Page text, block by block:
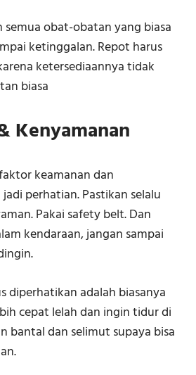
obat-obatan yang biasa
ketinggalan. Repot harus
ketersediaannya tidak
biasa
Kenyamanan
keamanan dan
perhatian. Pastikan selalu
Pakai safety belt. Dan
kendaraan, jangan sampai
diperhatikan adalah biasanya
cepat lelah dan ingin tidur di
bantal dan selimut supaya bisa